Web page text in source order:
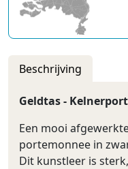
Beschrijving
Geldtas -
Een mooi
portemonnee in
Dit kunstleer is